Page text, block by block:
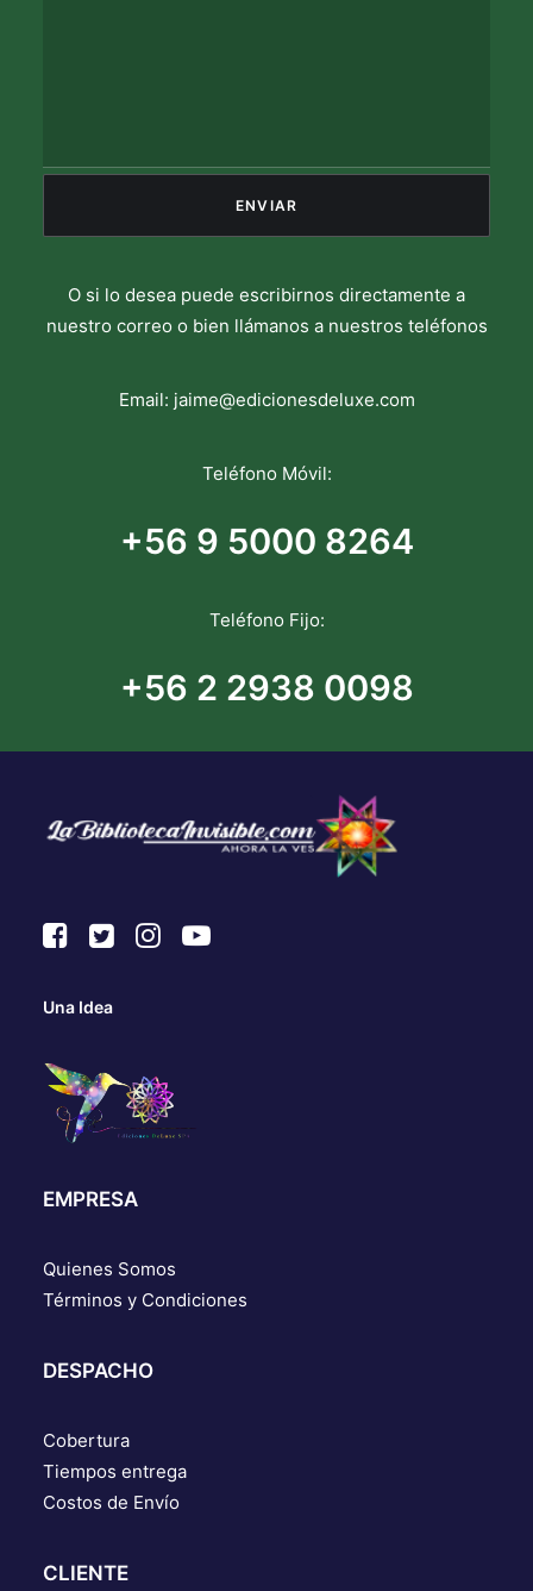
O si lo desea puede escribirnos directamente a
nuestro correo o bien llámanos a nuestros teléfonos
Email: jaime@edicionesdeluxe.com
Teléfono Móvil:
+56 9 5000 8264
Teléfono Fijo:
+56 2 2938 0098
Una Idea
EMPRESA
Quienes Somos
Términos y Condiciones
DESPACHO
Cobertura
Tiempos entrega
Costos de Envío
CLIENTE